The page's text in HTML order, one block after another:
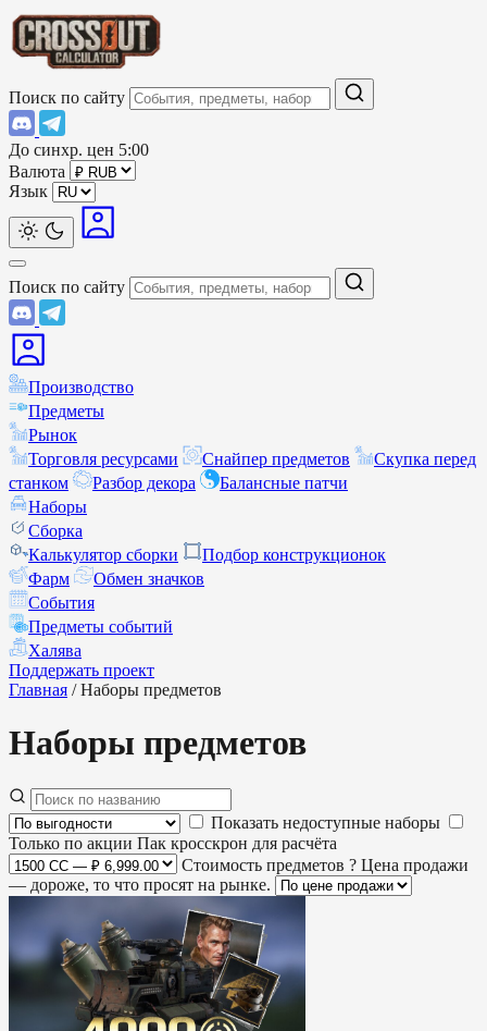
Поиск по сайту
До синхр. цен 5:00
Валюта
Язык
Поиск по сайту
Производство
Предметы
Рынок
Торговля ресурсами
Снайпер предметов
Скупка перед
станком
Разбор декора
Балансные патчи
Наборы
Сборка
Калькулятор сборки
Подбор конструкционок
Фарм
Обмен значков
События
Предметы событий
Халява
Поддержать проект
Главная / Наборы предметов
Наборы предметов
Показать недоступные наборы
Только по акции Пак кросскрон для расчёта
Стоимость предметов ? Цена продажи
— дороже, то что просят на рынке.